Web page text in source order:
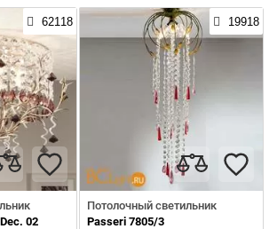
62118
02
19918
Потолочный светильник
Passeri 7805/3